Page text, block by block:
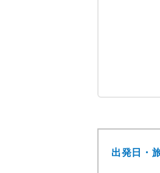
出発日・